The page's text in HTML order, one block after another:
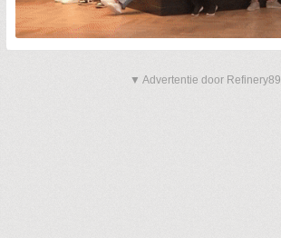
▼ Advertentie door Refinery89